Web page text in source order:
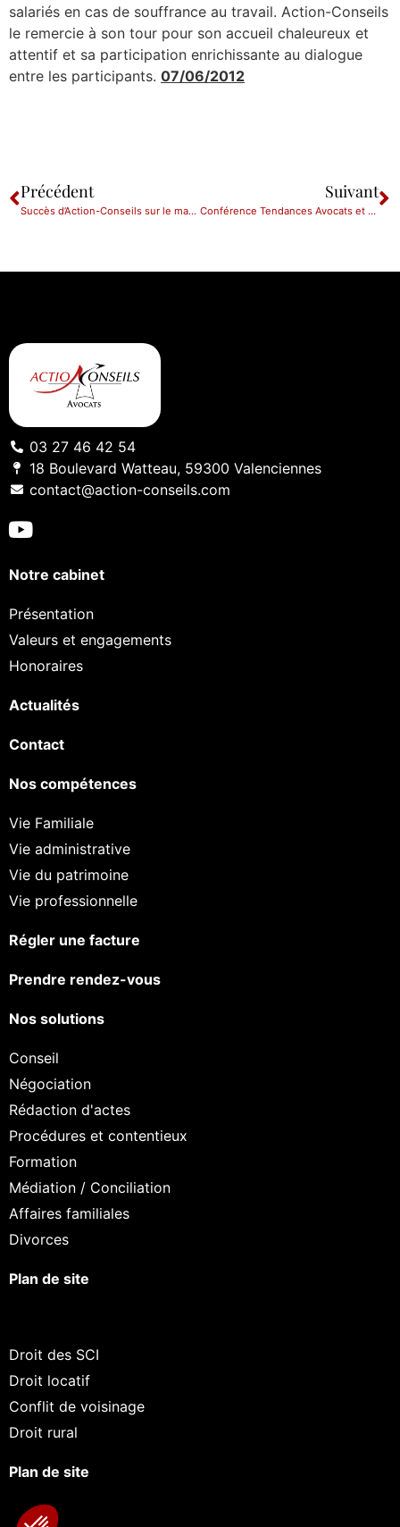
salariés en cas de souffrance au travail. Action-Conseils
le remercie à son tour pour son accueil chaleureux et
attentif et sa participation enrichissante au dialogue
entre les participants. 07/06/2012
Précédent
Succès d’Action-Conseils sur le magazine du Village de la Justice
Suivant
Conférence Tendances Avocats et Virtualité à l’Université de Lille
03 27 46 42 54
18 Boulevard Watteau, 59300 Valenciennes
contact@action-conseils.com
Notre cabinet
Présentation
Valeurs et engagements
Honoraires
Actualités
Contact
Nos compétences
Vie Familiale
Vie administrative
Vie du patrimoine
Vie professionnelle
Régler une facture
Prendre rendez-vous
Nos solutions
Conseil
Négociation
Rédaction d'actes
Procédures et contentieux
Formation
Médiation / Conciliation
Affaires familiales
Divorces
Plan de site
Droit des SCI
Droit locatif
Conflit de voisinage
Droit rural
Plan de site